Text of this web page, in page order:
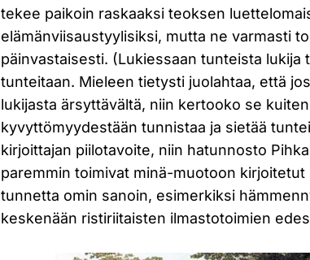
tekee paikoin raskaaksi teoksen
elämänviisaustyylisiksi, mutta ne varmasti
päinvastaisesti. (Lukiessaan tunteista
tunteitaan. Mieleen tietysti juolahtaa, että
lukijasta ärsyttävältä, niin kertooko se
kyvyttömyydestään tunnistaa ja sietää
kirjoittajan piilotavoite, niin hatunnosto
paremmin toimivat minä-muotoon
tunnetta omin sanoin, esimerkiksi
keskenään ristiriitaisten ilmastotoimien